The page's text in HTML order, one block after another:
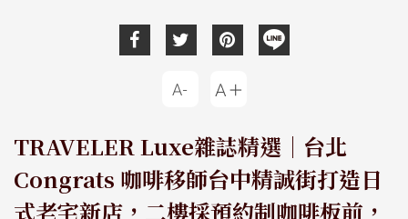
TRAVELER Luxe雜誌精選｜台北
Congrats 咖啡移師台中精誠街打造日
式老宅新店，二樓採預約制咖啡板前，